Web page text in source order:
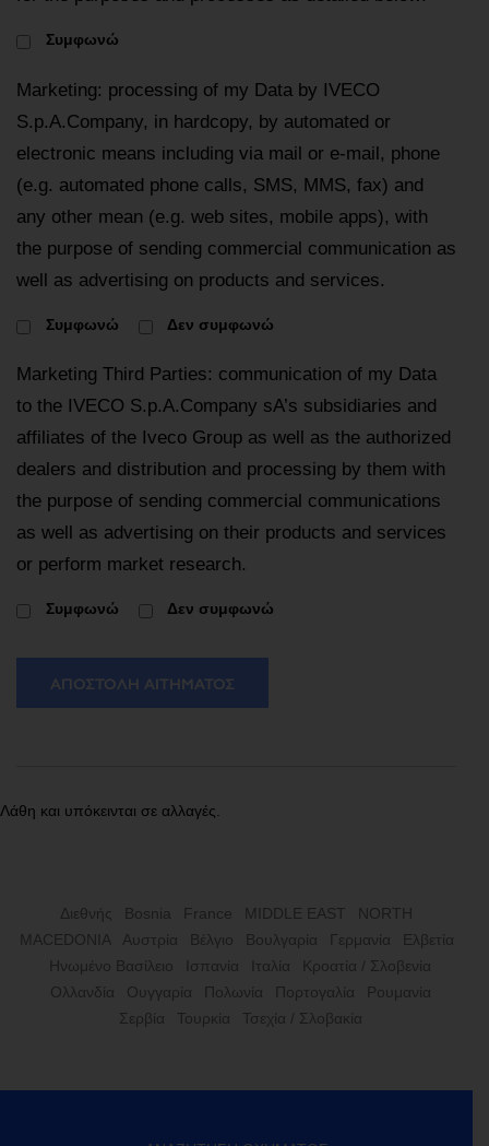
Συμφωνώ
Marketing: processing of my Data by IVECO
S.p.A.Company, in hardcopy, by automated or
electronic means including via mail or e-mail, phone
(e.g. automated phone calls, SMS, MMS, fax) and
any other mean (e.g. web sites, mobile apps), with
the purpose of sending commercial communication as
well as advertising on products and services.
Συμφωνώ Δεν συμφωνώ
Marketing Third Parties: communication of my Data
to the IVECO S.p.A.Company sA’s subsidiaries and
affiliates of the Iveco Group as well as the authorized
dealers and distribution and processing by them with
the purpose of sending commercial communications
as well as advertising on their products and services
or perform market research.
Συμφωνώ Δεν συμφωνώ
ΑΠΟΣΤΟΛΉ ΑΙΤΉΜΑΤΟΣ
Λάθη και υπόκεινται σε αλλαγές.
Διεθνής Bosnia France MIDDLE EAST
NORTH
MACEDONIA
Αυστρία Βέλγιο Βουλγαρία Γερμανία
Ελβετία
Ηνωμένο Βασίλειο
Ισπανία Ιταλία
Κροατία / Σλοβενία
Ολλανδία
Ουγγαρία Πολωνία Πορτογαλία
Ρουμανία
Σερβία
Τουρκία Τσεχία / Σλοβακία